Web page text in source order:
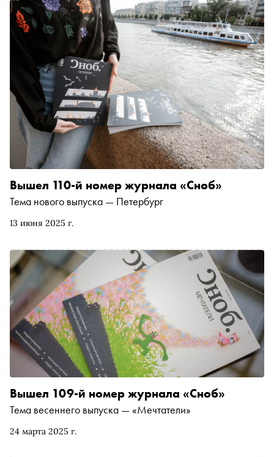
13 июня 2025 г.
Вышел 110-й номер журнала «Сноб»
Тема нового выпуска — Петербург
24 марта 2025 г.
Вышел 109-й номер журнала «Сноб»
Тема весеннего выпуска — «Мечтатели»